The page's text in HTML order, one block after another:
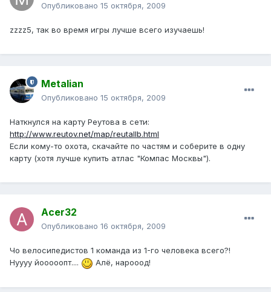
Опубликовано 15 октября, 2009
zzzz5, так во время игры лучше всего изучаешь!
Metalian
Опубликовано 15 октября, 2009
Наткнулся на карту Реутова в сети:
http://www.reutov.net/map/reutallb.html
Если кому-то охота, скачайте по частям и соберите в одну
карту (хотя лучше купить атлас "Компас Москвы").
Acer32
Опубликовано 16 октября, 2009
Чо велосипедистов 1 команда из 1-го человека всего?!
Нуууу йооооопт....
Алё, нарооод!